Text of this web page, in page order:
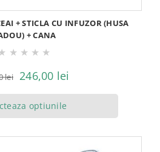
+ STICLA CU INFUZOR (HUSA
+ CANA
★ ★ ★ ★
lei
Prețul
inițial
a
246,00 lei
curent
optiunile